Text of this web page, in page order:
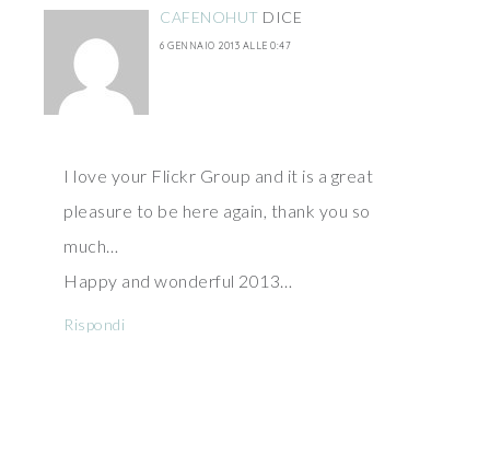
CAFENOHUT DICE
6 GENNAIO 2013 ALLE 0:47
I love your Flickr Group and it is a great
pleasure to be here again, thank you so
much…
Happy and wonderful 2013…
Rispondi